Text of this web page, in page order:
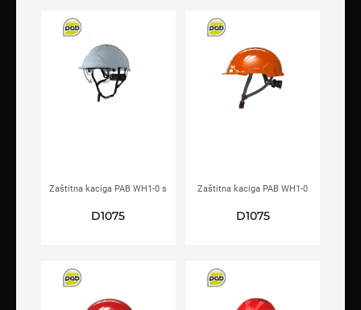
Zaštitna kaciga PAB WH1-0 s
D1075
Zaštitna kaciga PAB WH1-0
D1075